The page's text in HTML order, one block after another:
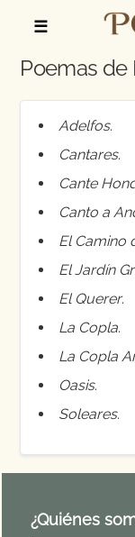
☰
Poemas
Adelfos.
Cantares.
Cante
Canto a
El Camino
El Jardín
El Querer.
La Copla.
La Copla
Oasis.
Soleares.
¿Quiénes